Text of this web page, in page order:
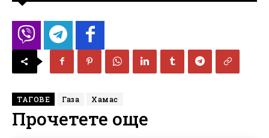
ТАГОВЕ Газа Хамас
Прочетете още